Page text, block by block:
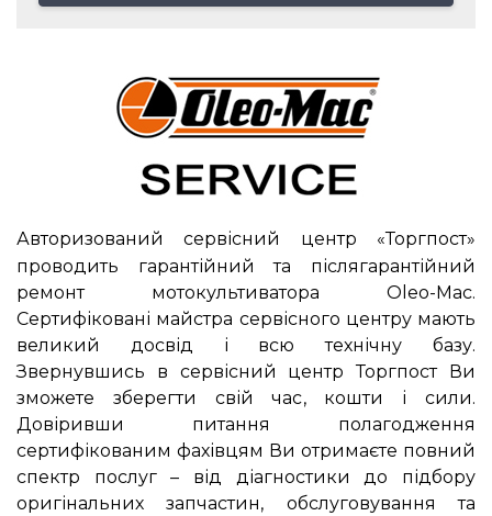
Авторизований сервісний центр «Торгпост»
проводить гарантійний та післягарантійний
ремонт мотокультиватора Oleo-Mac.
Сертифіковані майстра сервісного центру мають
великий досвід і всю технічну базу.
Звернувшись в сервісний центр Торгпост Ви
зможете зберегти свій час, кошти і сили.
Довіривши питання полагодження
сертифікованим фахівцям Ви отримаєте повний
спектр послуг – від діагностики до підбору
оригінальних запчастин, обслуговування та